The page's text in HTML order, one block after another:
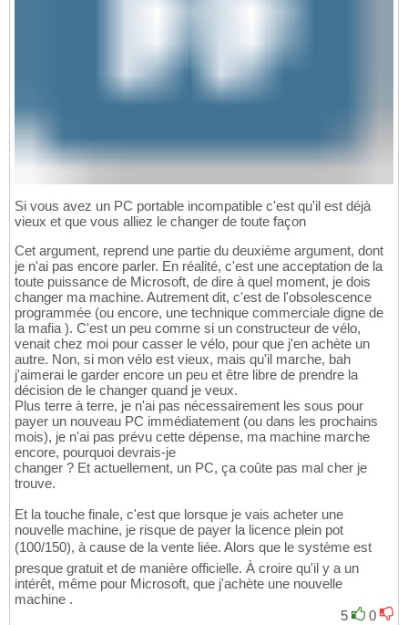
Si vous avez un PC portable incompatible c'est qu'il est déjà
vieux et que vous alliez le changer de toute façon
Cet argument, reprend une partie du deuxième argument, dont
je n'ai pas encore parler. En réalité, c'est une acceptation de la
toute puissance de Microsoft, de dire à quel moment, je dois
changer ma machine. Autrement dit, c'est de l'obsolescence
programmée (ou encore, une technique commerciale digne de
la mafia ). C'est un peu comme si un constructeur de vélo,
venait chez moi pour casser le vélo, pour que j'en achète un
autre. Non, si mon vélo est vieux, mais qu'il marche, bah
j'aimerai le garder encore un peu et être libre de prendre la
décision de le changer quand je veux.
Plus terre à terre, je n'ai pas nécessairement les sous pour
payer un nouveau PC immédiatement (ou dans les prochains
mois), je n'ai pas prévu cette dépense, ma machine marche
encore, pourquoi devrais-je
changer ? Et actuellement, un PC, ça coûte pas mal cher je
trouve.
Et la touche finale, c'est que lorsque je vais acheter une
nouvelle machine, je risque de payer la licence plein pot
(100/150), à cause de la vente liée. Alors que le système est
presque gratuit et de manière officielle. À croire qu'il y a un
intérêt, même pour Microsoft, que j'achète une nouvelle
machine .
5
0